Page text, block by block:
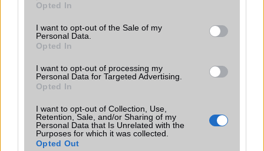
use your data for below specified purposes in below Google
consent section.
Opted In
I want to opt-out of the Sale of my
Personal Data.
Opted In
I want to opt-out of processing my
Personal Data for Targeted Advertising.
Opted In
I want to opt-out of Collection, Use,
Retention, Sale, and/or Sharing of my
Personal Data that Is Unrelated with the
Purposes for which it was collected.
Opted Out
SIM-ek száma
Flight mode Van
Funkciók
A T280 Wi-Fi-t ismer csak, de a
Brand Tablet PC
Védelem